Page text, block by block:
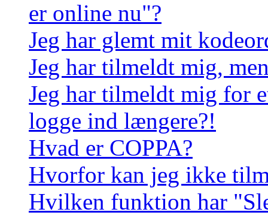
er online nu"?
Jeg har glemt mit
Jeg har tilmeldt mig,
Jeg har tilmeldt mig for
logge ind længere?!
Hvad er COPPA?
Hvorfor kan jeg ikke
Hvilken funktion har